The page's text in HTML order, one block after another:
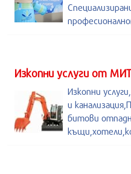
Изкопни услуги от
Изкопни
и
битови